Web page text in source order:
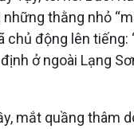
thằng nhỏ
động lên tiếng:
ở ngoài Lạng
mắt quầng thâm